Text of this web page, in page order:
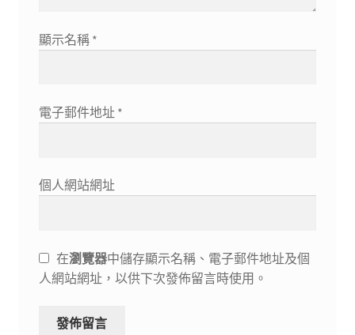
顯示名稱 *
電子郵件地址 *
個人網站網址
在瀏覽器中儲存顯示名稱、電子郵件地址及個
人網站網址，以供下次發佈留言時使用。